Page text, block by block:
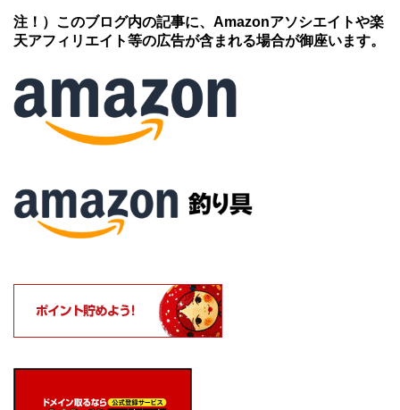
注！）このブログ内の記事に、Amazonアソシエイトや楽
天アフィリエイト等の広告が含まれる場合が御座います。